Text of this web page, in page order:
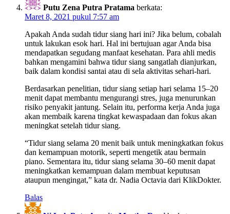
Putu Zena Putra Pratama berkata:
Maret 8, 2021 pukul 7:57 am
Apakah Anda sudah tidur siang hari ini? Jika belum, cobalah
untuk lakukan esok hari. Hal ini bertujuan agar Anda bisa
mendapatkan segudang manfaat kesehatan. Para ahli medis
bahkan mengamini bahwa tidur siang sangatlah dianjurkan,
baik dalam kondisi santai atau di sela aktivitas sehari-hari.
Berdasarkan penelitian, tidur siang setiap hari selama 15–20
menit dapat membantu mengurangi stres, juga menurunkan
risiko penyakit jantung. Selain itu, performa kerja Anda juga
akan membaik karena tingkat kewaspadaan dan fokus akan
meningkat setelah tidur siang.
“Tidur siang selama 20 menit baik untuk meningkatkan fokus
dan kemampuan motorik, seperti mengetik atau bermain
piano. Sementara itu, tidur siang selama 30–60 menit dapat
meningkatkan kemampuan dalam membuat keputusan
ataupun mengingat,” kata dr. Nadia Octavia dari KlikDokter.
Balas